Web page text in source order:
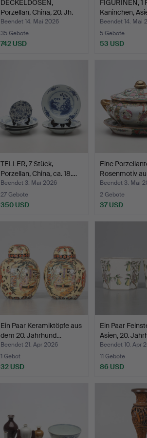
DECKELDOSEN,
Porzellan, China, 20. Jh.
Beendet 14. Mai 2026
35 Gebote
742 USD
FIGURINEN, 1
Kaninchen,
Beendet 14. Mai
5 Gebote
53 USD
TELLER, 7 Stück,
Porzellan, China, ca. 18.…
Beendet 3. Mai 2026
27 Gebote
350 USD
Eine
Rosenmotiv
Beendet 3. Mai
2 Gebote
37 USD
Ein Paar Keramiktöpfe aus
dem 20. Jahrhund…
Beendet 21. Apr 2026
1 Gebot
32 USD
Ein Paar
Asien, 20.
Beendet 10. Apr
11 Gebote
86 USD